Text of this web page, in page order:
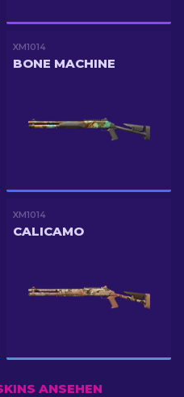
XM1014
BONE MACHINE
XM1014
CALICAMO
ANSEHEN